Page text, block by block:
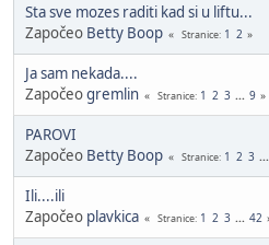
Sta sve mozes raditi kad si u liftu...
Započeo Betty Boop Stranice 1 2
Ja sam nekada....
Započeogremlin Stranice 1 2 3 ... 9
PAROVI
Započeo Betty Boop Stranice 1 2 3 ...
Ili....ili
Započeo plavkica Stranice 1 2 3 ... 42